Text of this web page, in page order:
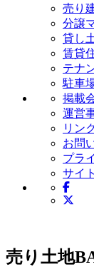
売り
分譲
貸し
賃貸
テナ
駐車
掲載
運営
リン
お問
プラ
サイ
売り土地